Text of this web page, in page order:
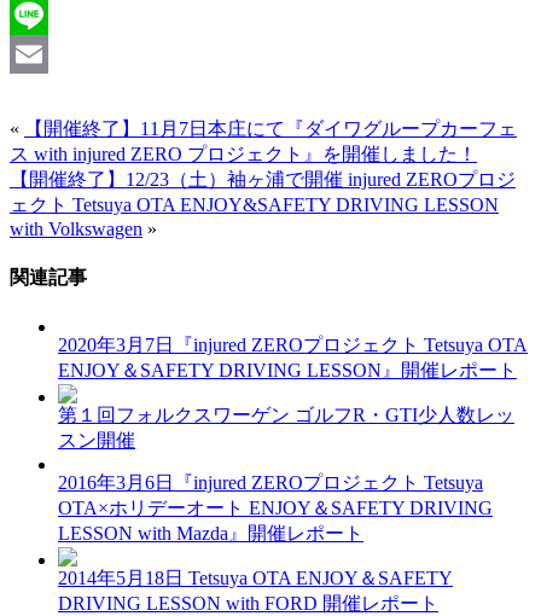
Facebook
Line
«
【開催終了】11月7日本庄にて『ダイワグループカーフェ
ス with injured ZERO プロジェクト』を開催しました！
【開催終了】12/23（土）袖ヶ浦で開催 injured ZEROプロジ
ェクト Tetsuya OTA ENJOY&SAFETY DRIVING LESSON
with Volkswagen »
関連記事
2020年3月7日『injured ZEROプロジェクト Tetsuya OTA
ENJOY＆SAFETY DRIVING LESSON』開催レポート
第１回フォルクスワーゲン ゴルフR・GTI少人数レッ
スン開催
2016年3月6日『injured ZEROプロジェクト Tetsuya
OTA×ホリデーオート ENJOY＆SAFETY DRIVING
LESSON with Mazda』開催レポート
2014年5月18日 Tetsuya OTA ENJOY＆SAFETY
DRIVING LESSON with FORD 開催レポート